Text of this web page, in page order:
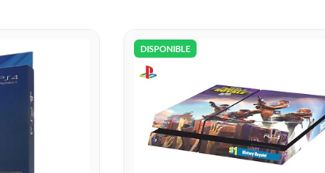
DISPONIBLE